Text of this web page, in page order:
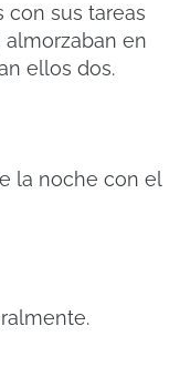
con sus tareas
en
ellos dos.
la noche con el